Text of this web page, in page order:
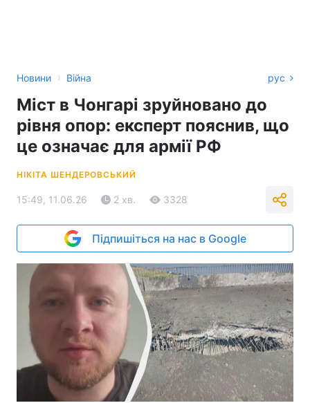
Новини › Війна рус
Міст в Чонгарі зруйновано до
рівня опор: експерт пояснив, що
це означає для армії РФ
НІКІТА ШЕНДЕРОВСЬКИЙ
15:49, 11.06.26 2 хв. 3328
Підпишіться на нас в Google